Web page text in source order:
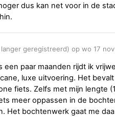
dus kan net voor in de
geregistreerd) op wo 17
een paar maanden rijdt ik
luxe uitvoering. Het
fiets. Zelfs met mijn lengte
meer oppassen in de
Het bochtenwerk gaat me